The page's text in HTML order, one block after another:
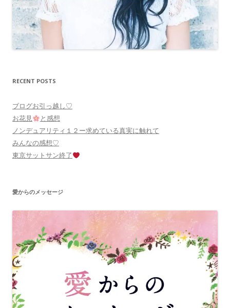
RECENT POSTS
ブログお引っ越し♡
お花見
と感想
ノンデュアリティ１２ー求めている真実に触れて
みんなの感想♡
東京サットサン終了
愛からのメッセージ